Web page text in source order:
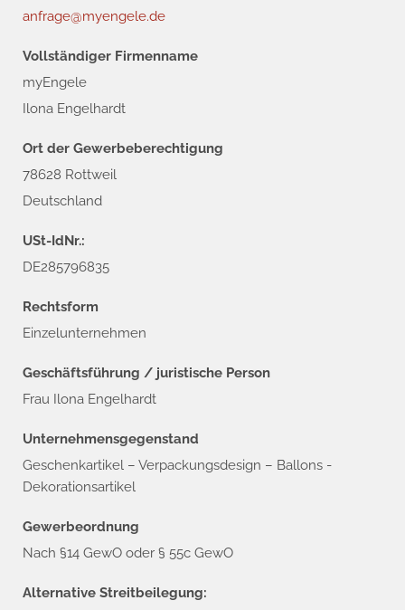
anfrage@myengele.de
Vollständiger Firmenname
myEngele
Ilona Engelhardt
Ort der Gewerbeberechtigung
78628 Rottweil
Deutschland
USt-IdNr.:
DE285796835
Rechtsform
Einzelunternehmen
Geschäftsführung / juristische Person
Frau Ilona Engelhardt
Unternehmensgegenstand
Geschenkartikel – Verpackungsdesign – Ballons -
Dekorationsartikel
Gewerbeordnung
Nach §14 GewO oder § 55c GewO
Alternative Streitbeilegung: